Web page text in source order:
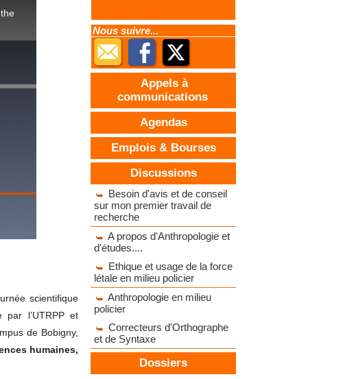
scientifique
par l’UTRPP et
de Bobigny,
humaines,
Nous suivre...
Appels à
communications
Agendas
Emplois & Bourses
Discussions
Besoin d'avis et de conseil
sur mon premier travail de
recherche
A propos d'Anthropologie et
d'études....
Ethique et usage de la force
létale en milieu policier
Anthropologie en milieu
policier
Correcteurs d'Orthographe
et de Syntaxe
Dossiers